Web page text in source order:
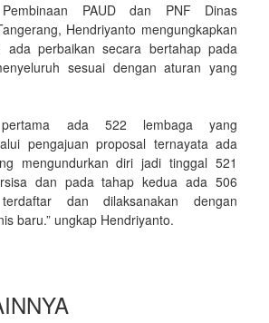
PAUD dan PNF Dinas
Hendriyanto mengungkapkan
ada perbaikan secara bertahap pada
sesuai dengan aturan yang
ada 522 lembaga yang
pengajuan proposal ternayata ada
mengundurkan diri jadi tinggal 521
dan pada tahap kedua ada 506
dan dilaksanakan dengan
baru.” ungkap Hendriyanto.